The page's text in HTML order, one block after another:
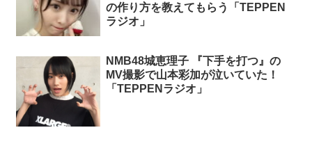
の作り方を教えてもらう「TEPPEN
ラジオ」
NMB48城恵理子 『下手を打つ』の
MV撮影で山本彩加が泣いていた！
「TEPPENラジオ」